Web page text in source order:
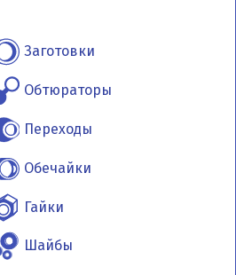
Заготовки
Обтюраторы
Переходы
Обечайки
Гайки
Шайбы